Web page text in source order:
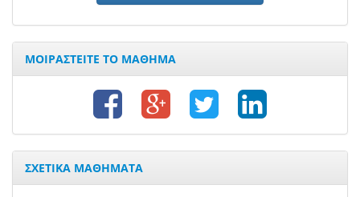
ΜΟΙΡΑΣΤΕΙΤΕ ΤΟ ΜΑΘΗΜΑ
ΣΧΕΤΙΚΑ ΜΑΘΗΜΑΤΑ